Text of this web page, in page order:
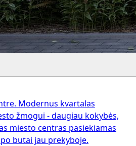
Modernus kvartalas
žmogui - daugiau kokybės,
miesto centras pasiekiamas
butai jau prekyboje.